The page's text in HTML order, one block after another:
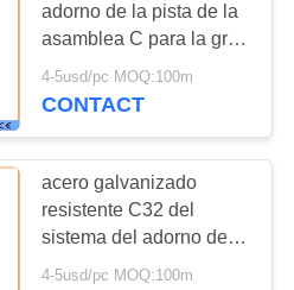
adorno de la pista de la
asamblea C para la grúa
de arriba del transporte
4-5usd/pc MOQ:100m
CONTACT
acero galvanizado
resistente C32 del
sistema del adorno de la
pista de la longitud C de
4-5usd/pc MOQ:100m